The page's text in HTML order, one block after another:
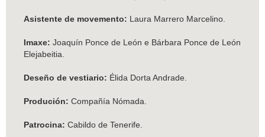
Asistente de movemento: Laura Marrero Marcelino.
Imaxe: Joaquín Ponce de León e Bárbara Ponce de León
Elejabeitia.
Deseño de vestiario: Élida Dorta Andrade.
Produción: Compañía Nómada.
Patrocina: Cabildo de Tenerife.